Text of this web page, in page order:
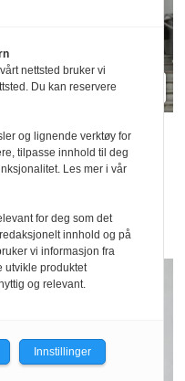
for
nettsted bruker vi
Du kan reservere
og lignende verktøy for
tilpasse innhold til deg
Les mer i vår
for deg som det
innhold og på
vi informasjon fra
utvikle produktet
og relevant.
Innstillinger